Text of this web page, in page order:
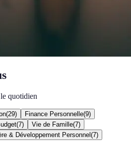
quotidien
(29) Finance Personnelle(9)
(7) Vie de Famille(7)
& Développement Personnel (7)